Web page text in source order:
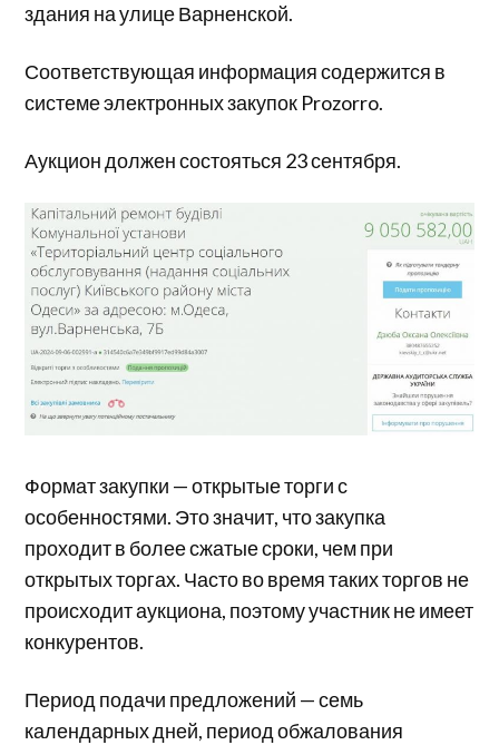
здания на улице Варненской.
Соответствующая информация содержится в
системе электронных закупок Prozorro.
Аукцион должен состояться 23 сентября.
Формат закупки — открытые торги с
особенностями. Это значит, что закупка
проходит в более сжатые сроки, чем при
открытых торгах. Часто во время таких торгов не
происходит аукциона, поэтому участник не имеет
конкурентов.
Период подачи предложений — семь
календарных дней, период обжалования